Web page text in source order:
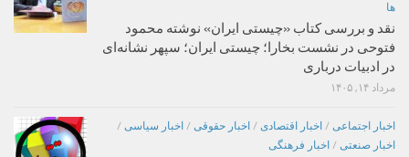
ها
نقد و بررسی کتاب «چیستی ایران» نوشته محمود
فتوحی در نشست بخارا؛ چیستی ایران؛ سپهر نشانه‌ای
در ادبیات درباری
مرداد ۱۴, ۱۴۰۵
اخبار اجتماعی / اخبار اقتصادی / اخبار حقوقی / اخبار سیاسی /
اخبار صنعتی / اخبار فرهنگی